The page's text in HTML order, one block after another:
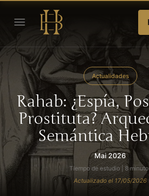
Actualidades
Rahab: ¿Espía,
Prostituta?
Semántica
Mai 2026
Tiempo de estudio | 8
Actualizado el 17/05/2026